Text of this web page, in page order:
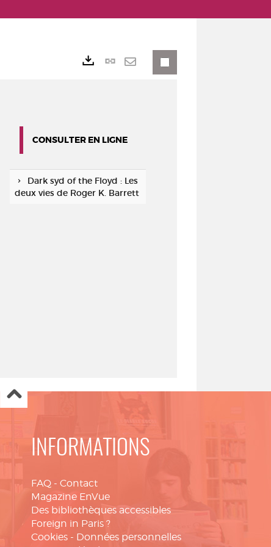
Lien
CONSULTER EN LIGNE
Dark syd of the Floyd : Les
deux vies de Roger K. Barrett
INFORMATIONS
FAQ - Contact
Magazine EnVue
Des bibliothèques accessibles
Foreign in Paris ?
Cookies - Données personnelles